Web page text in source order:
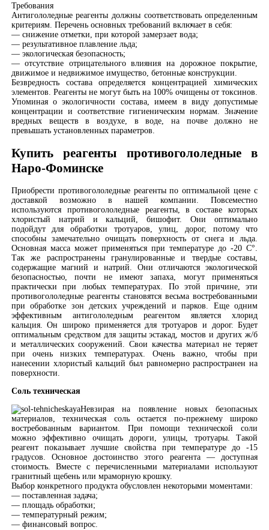
Требования
Антигололедные реагенты должны соответствовать определенным
критериям. Перечень основных требований включает в себя:
— снижение отметки, при которой замерзает вода;
— результативное плавление льда;
— экологическая безопасность;
— отсутствие отрицательного влияния на дорожное покрытие,
движимое и недвижимое имущество, бетонные конструкции.
Безвредность состава определяется концентрацией химических
элементов. Реагенты не могут быть на 100% очищены от токсинов.
Упоминая о экологичности состава, имеем в виду допустимые
концентрации и соответствие гигиеническим нормам. Значение
вредных веществ в воздухе, в воде, на почве должно не
превышать установленных параметров.
Купить реагенты противогололедные в
Наро-Фоминске
Приобрести противогололедные реагенты по оптимальной цене с
доставкой возможно в нашей компании. Повсеместно
используются противогололедные реагенты, в составе которых
хлористый натрий и кальций, бишофит. Они оптимально
подойдут для обработки тротуаров, улиц, дорог, потому что
способны замечательно очищать поверхность от снега и льда.
Основная масса может применяться при температуре до -20 С°.
Так же распространены гранулированные и твердые составы,
содержащие магний и натрий. Они отличаются экологической
безопасностью, почти не имеют запаха, могут применяться
практически при любых температурах. По этой причине, эти
противогололедные реагенты становятся весьма востребованными
при обработке зон детских учреждений и парков. Еще одним
эффективным антигололедным реагентом является хлорид
кальция. Он широко применяется для тротуаров и дорог. Будет
оптимальным средством для защиты эстакад, мостов и других ж/б
и металлических сооружений. Свои качества материал не теряет
при очень низких температурах. Очень важно, чтобы при
нанесении хлористый кальций был равномерно распространен на
поверхности.
Соль техническая
Невзирая на появление новых безопасных
материалов, техническая соль остается по-прежнему широко
востребованным вариантом. При помощи технической соли
можно эффективно очищать дороги, улицы, тротуары. Такой
реагент показывает лучшие свойства при температуре до -15
градусов. Основное достоинство этого реагента — доступная
стоимость. Вместе с перечисленными материалами используют
гранитный щебень или мраморную крошку.
Выбор конкретного продукта обусловлен некоторыми моментами:
— поставленная задача;
— площадь обработки;
— температурный режим;
— финансовый вопрос.